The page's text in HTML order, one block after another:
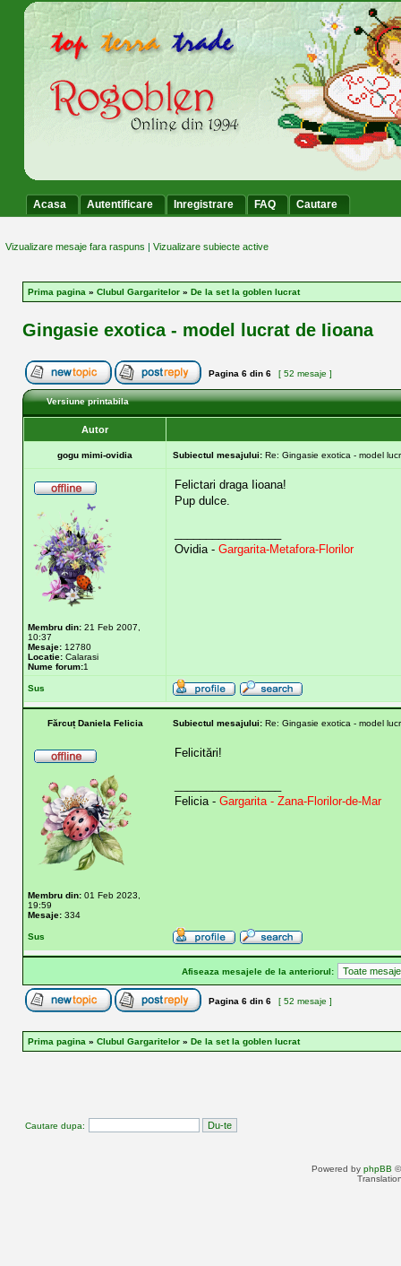
Acasa Autentificare Inregistrare FAQ Cautare
Vizualizare mesaje fara raspuns | Vizualizare subiecte active
Prima pagina » Clubul Gargaritelor » De la set la goblen lucrat
Gingasie exotica - model lucrat de Iioana
Pagina 6 din 6 [ 52 mesaje ]
Versiune printabila
Autor
gogu mimi-ovidia Subiectul mesajului: Re: Gingasie exotica - model
Membru din: 21 Feb 2007,
10:37
Mesaje: 12780
Locatie: Calarasi
Nume forum:1
Felictari draga Iioana!
Pup dulce.
Ovidia - Gargarita-Metafora-Florilor
Sus
Fărcuț Daniela Felicia Subiectul mesajului: Re: Gingasie exotica - model
Membru din: 01 Feb 2023,
19:59
Mesaje: 334
Felicitări!
Felicia - Gargarita - Zana-Florilor-de-Mar
Sus
Afiseaza mesajele de la anteriorul:
Pagina 6 din 6 [ 52 mesaje ]
Prima pagina » Clubul Gargaritelor » De la set la goblen lucrat
Cautare dupa:
Powered by phpBB